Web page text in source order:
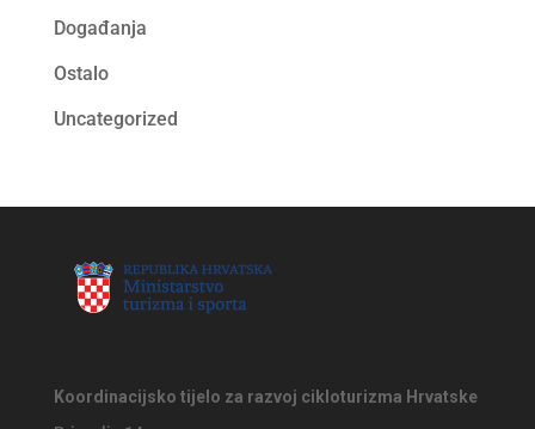
Događanja
Ostalo
Uncategorized
Koordinacijsko tijelo za razvoj cikloturizma Hrvatske